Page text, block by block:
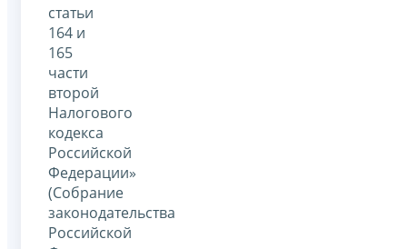
статьи
164 и
165
части
второй
Налогового
кодекса
Российской
Федерации»
(Собрание
законодательства
Российской